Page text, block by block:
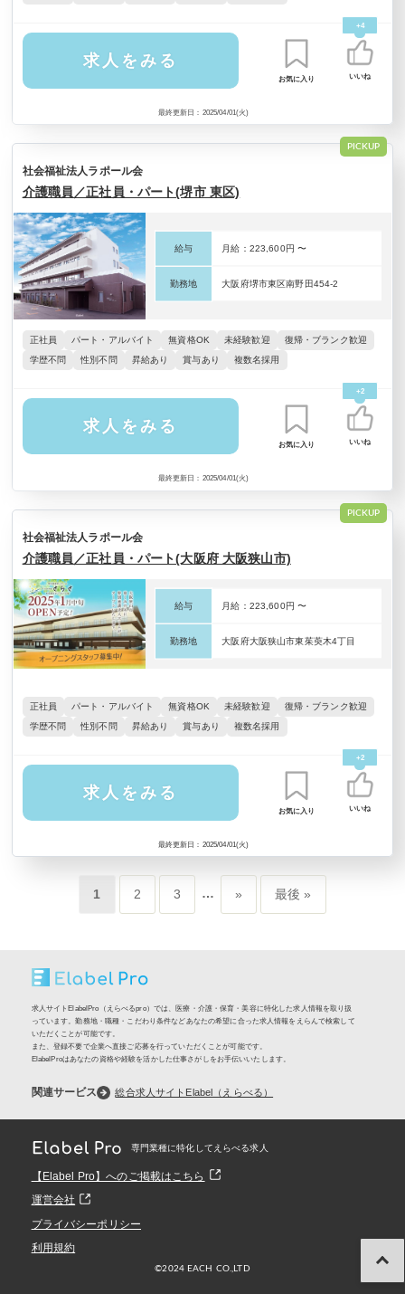
最終更新日：2025/04/01(火)
求人をみる
お気に入り
+4
いいね
社会福祉法人ラポール会
PICKUP
介護職員／正社員・パート(堺市 東区)
正社員 パート・アルバイト 無資格OK 未経験歓迎
復帰・ブランク歓迎
学歴不問
性別不問 昇給あり 賞与あり 複数名採用
給与 月給：223,600円 〜
勤務地 大阪府堺市東区南野田454-2
最終更新日：2025/04/01(火)
求人をみる
お気に入り
+2
いいね
社会福祉法人ラポール会
PICKUP
介護職員／正社員・パート(大阪府 大阪狭山市)
正社員 パート・アルバイト 無資格OK 未経験歓迎
復帰・ブランク歓迎
学歴不問
性別不問 昇給あり 賞与あり 複数名採用
給与 月給：223,600円 〜
勤務地 大阪府大阪狭山市東茱萸木4丁目
最終更新日：2025/04/01(火)
求人をみる
お気に入り
+2
いいね
1 2 3 … » 最後 »
求人サイトElabelPro（えらべるpro）では、医療・介護・保育・美容に特化した求人情報を取り扱
っています。勤務地・職種・こだわり条件などあなたの希望に合った求人情報をえらんで検索して
いただくことが可能です。
また、登録不要で企業へ直接ご応募を行っていただくことが可能です。
ElabelProはあなたの資格や経験を活かした仕事さがしをお手伝いいたします。
関連サービス 総合求人サイトElabel（えらべる）
専門業種に特化してえらべる求人
【Elabel Pro】へのご掲載はこちら
運営会社
プライバシーポリシー
利用規約
©️2024 EACH CO.,LTD